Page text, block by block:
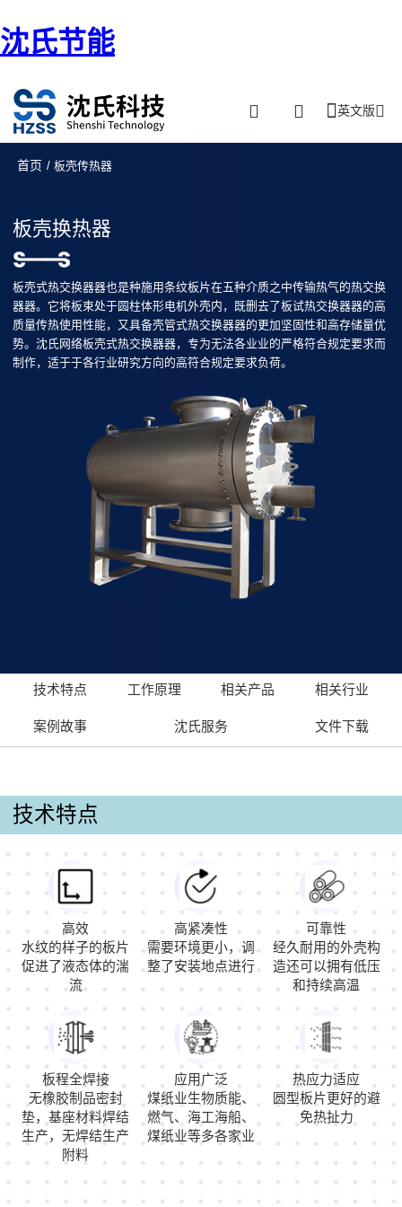
沈氏节能
英文版
首页 / 板壳传热器
板壳换热器
板壳式热交换器器也是种施用条纹板片在五种介质之中传输热气的热交换
器器。它将板束处于圆柱体形电机外壳内，既删去了板试热交换器器的高
质量传热使用性能，又具备壳管式热交换器器的更加坚固性和高存储量优
势。沈氏网络板壳式热交换器器，专为无法各业业的严格符合规定要求而
制作，适于于各行业研究方向的高符合规定要求负荷。
技术特点 工作原理 相关产品 相关行业
案例故事 沈氏服务 文件下载
技术特点
高效
水纹的样子的板片
促进了液态体的湍
流
高紧凑性
需要环境更小，调
整了安装地点进行
可靠性
经久耐用的外壳构
造还可以拥有低压
和持续高温
板程全焊接
无橡胶制品密封
垫，基座材料焊结
生产，无焊结生产
附料
应用广泛
煤纸业生物质能、
燃气、海工海船、
煤纸业等多各家业
热应力适应
圆型板片更好的避
免热扯力